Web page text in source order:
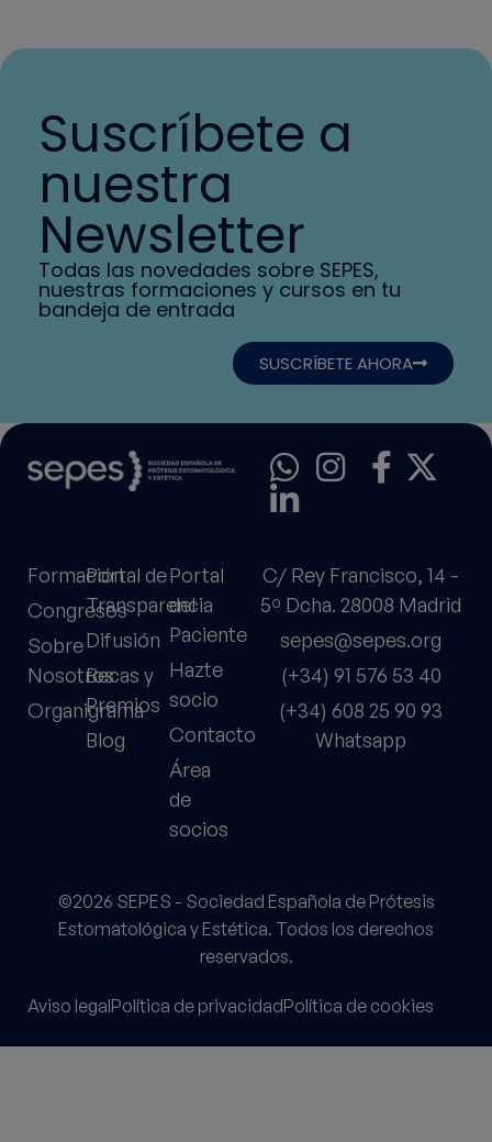
Suscríbete a
nuestra
Newsletter
Todas las novedades sobre SEPES,
nuestras formaciones y cursos en tu
bandeja de entrada
SUSCRÍBETE AHORA
Formación
Congresos
Sobre
Nosotros
Organigrama
Portal de
Transparencia
Difusión
Becas y
Premios
Blog
Portal
del
Paciente
Hazte
socio
Contacto
Área
de
socios
C/ Rey Francisco, 14 -
5º Dcha. 28008 Madrid
sepes@sepes.org
(+34) 91 576 53 40
(+34) 608 25 90 93
Whatsapp
©2026 SEPES - Sociedad Española de Prótesis
Estomatológica y Estética. Todos los derechos
reservados.
Aviso legalPolítica de privacidadPolítica de cookies